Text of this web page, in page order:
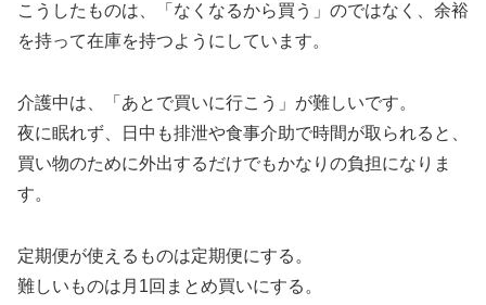
こうしたものは、「なくなるから買う」のではなく、余裕
を持って在庫を持つようにしています。
介護中は、「あとで買いに行こう」が難しいです。
夜に眠れず、日中も排泄や食事介助で時間が取られると、
買い物のために外出するだけでもかなりの負担になりま
す。
定期便が使えるものは定期便にする。
難しいものは月1回まとめ買いにする。